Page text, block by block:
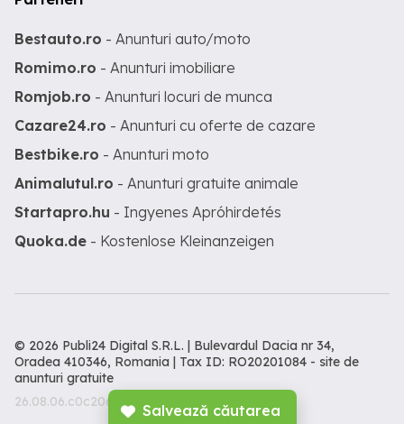
Salvează căutarea
Bestauto.ro - Anunturi auto/moto
Romimo.ro - Anunturi imobiliare
Romjob.ro - Anunturi locuri de munca
Cazare24.ro - Anunturi cu oferte de cazare
Bestbike.ro - Anunturi moto
Animalutul.ro - Anunturi gratuite animale
Startapro.hu - Ingyenes Apróhirdetés
Quoka.de - Kostenlose Kleinanzeigen
© 2026 Publi24 Digital S.R.L. | Bulevardul Dacia nr 34,
Oradea 410346, Romania | Tax ID: RO20201084 - site de
anunturi gratuite
26.08.06.c0c206c